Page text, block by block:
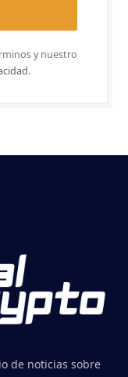
y nuestro
.
de noticias sobre